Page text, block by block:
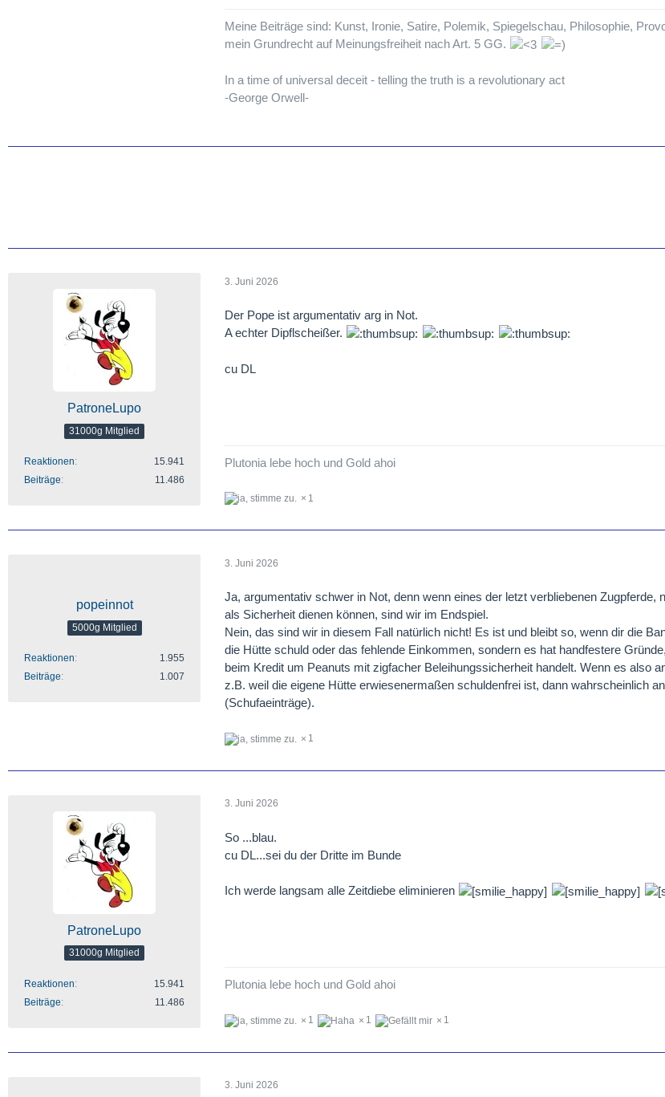
Meine Beiträge sind: Kunst, Ironie, Satire, Polemik, Spiegelschau, Philosophie,
mein Grundrecht auf Meinungsfreiheit nach Art. 5 GG.
In a time of universal deceit - telling the truth is a revolutionary act
-George Orwell-
PatroneLupo
31000g Mitglied
Reaktionen
15.941
Beiträge
11.486
3. Juni 2026
Der Pope ist argumentativ arg in Not.
A echter Dipflscheißer.
cu DL
Plutonia lebe hoch und Gold ahoi
1
popeinnot
5000g Mitglied
Reaktionen
1.955
Beiträge
1.007
3. Juni 2026
Ja, argumentativ schwer in Not, denn wenn eines der letzt verbliebenen Zugpferde,
als Sicherheit dienen können, sind wir im Endspiel.
Nein, das sind wir in diesem Fall natürlich nicht! Es ist und bleibt so, wenn dir die
die Hütte schuld oder das fehlende Einkommen, sondern es hat handfestere
beim Kredit um Peanuts mit zigfacher Beleihungssicherheit handelt. Wenn es also
z.B. weil die eigene Hütte erwiesenermaßen schuldenfrei ist, dann wahrscheinlich
(Schufaeinträge).
1
PatroneLupo
31000g Mitglied
Reaktionen
15.941
Beiträge
11.486
3. Juni 2026
So ...blau.
cu DL...sei du der Dritte im Bunde
Ich werde langsam alle Zeitdiebe eliminieren
Plutonia lebe hoch und Gold ahoi
1 1 1
3. Juni 2026